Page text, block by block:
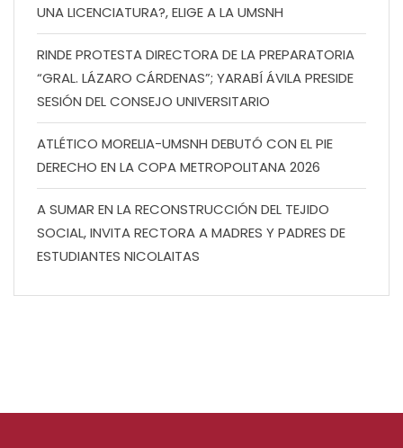
UNA LICENCIATURA?, ELIGE A LA UMSNH
RINDE PROTESTA DIRECTORA DE LA PREPARATORIA
“GRAL. LÁZARO CÁRDENAS”; YARABÍ ÁVILA PRESIDE
SESIÓN DEL CONSEJO UNIVERSITARIO
ATLÉTICO MORELIA-UMSNH DEBUTÓ CON EL PIE
DERECHO EN LA COPA METROPOLITANA 2026
A SUMAR EN LA RECONSTRUCCIÓN DEL TEJIDO
SOCIAL, INVITA RECTORA A MADRES Y PADRES DE
ESTUDIANTES NICOLAITAS